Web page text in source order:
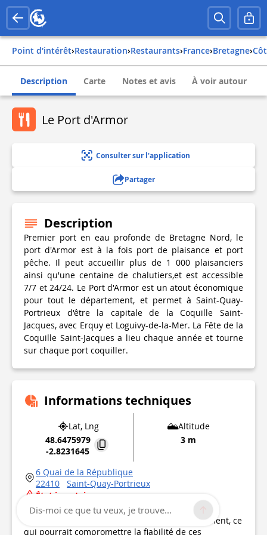
Point d'intérêt› Restauration› Restaurants› france› bretagne›
Description Carte Notes et avis À voir autour
Le Port d'Armor
Consulter sur l'application
Partager
Description
Premier port en eau profonde de Bretagne Nord, le
port d'Armor est à la fois port de plaisance et port
pêche. Il peut accueillir plus de 1 000 plaisanciers
ainsi qu'une centaine de chalutiers,et est accessible
7/7 et 24/24. Le Port d'Armor est un atout économique
pour tout le département, et permet à Saint-Quay-
Portrieux d'être la capitale de la Coquille Saint-
Jacques, avec Erquy et Loguivy-de-la-Mer. La Fête de la
Coquille Saint-Jacques a lieu chaque année et tourne
sur chaque port coquiller.
Informations techniques
Lat, Lng
48.6475979
-2.8231645
Altitude
3 m
6 Quai de la République
22410
Saint-Quay-Portrieux
État incertain
Point d'intérêt mis à jour le16/09/2016
Ce point d’intérêt n'a pas été mis à jour récemment, ce
qui pourrait compromettre la fiabilité de ces
Dis-moi ce que tu veux, je trouve...